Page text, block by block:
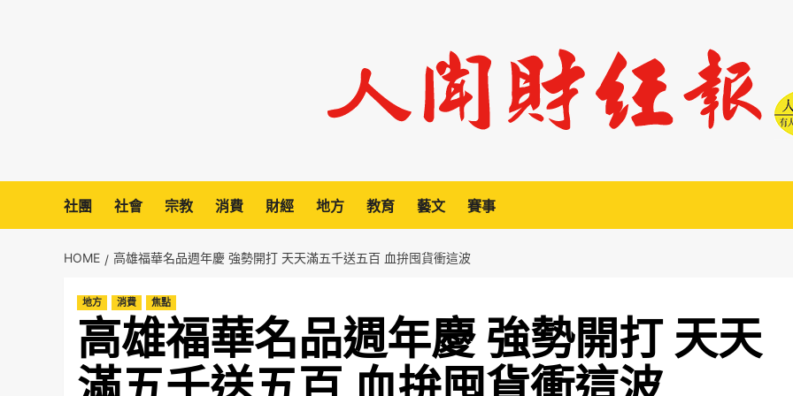
社團 社會 宗教 消費 財經 地方 教育 藝文 賽事
HOME 高雄福華名品週年慶 強勢開打 天天滿五千送五百 血拚囤貨衝這波
地方 消費 焦點
高雄福華名品週年慶 強勢開打 天天